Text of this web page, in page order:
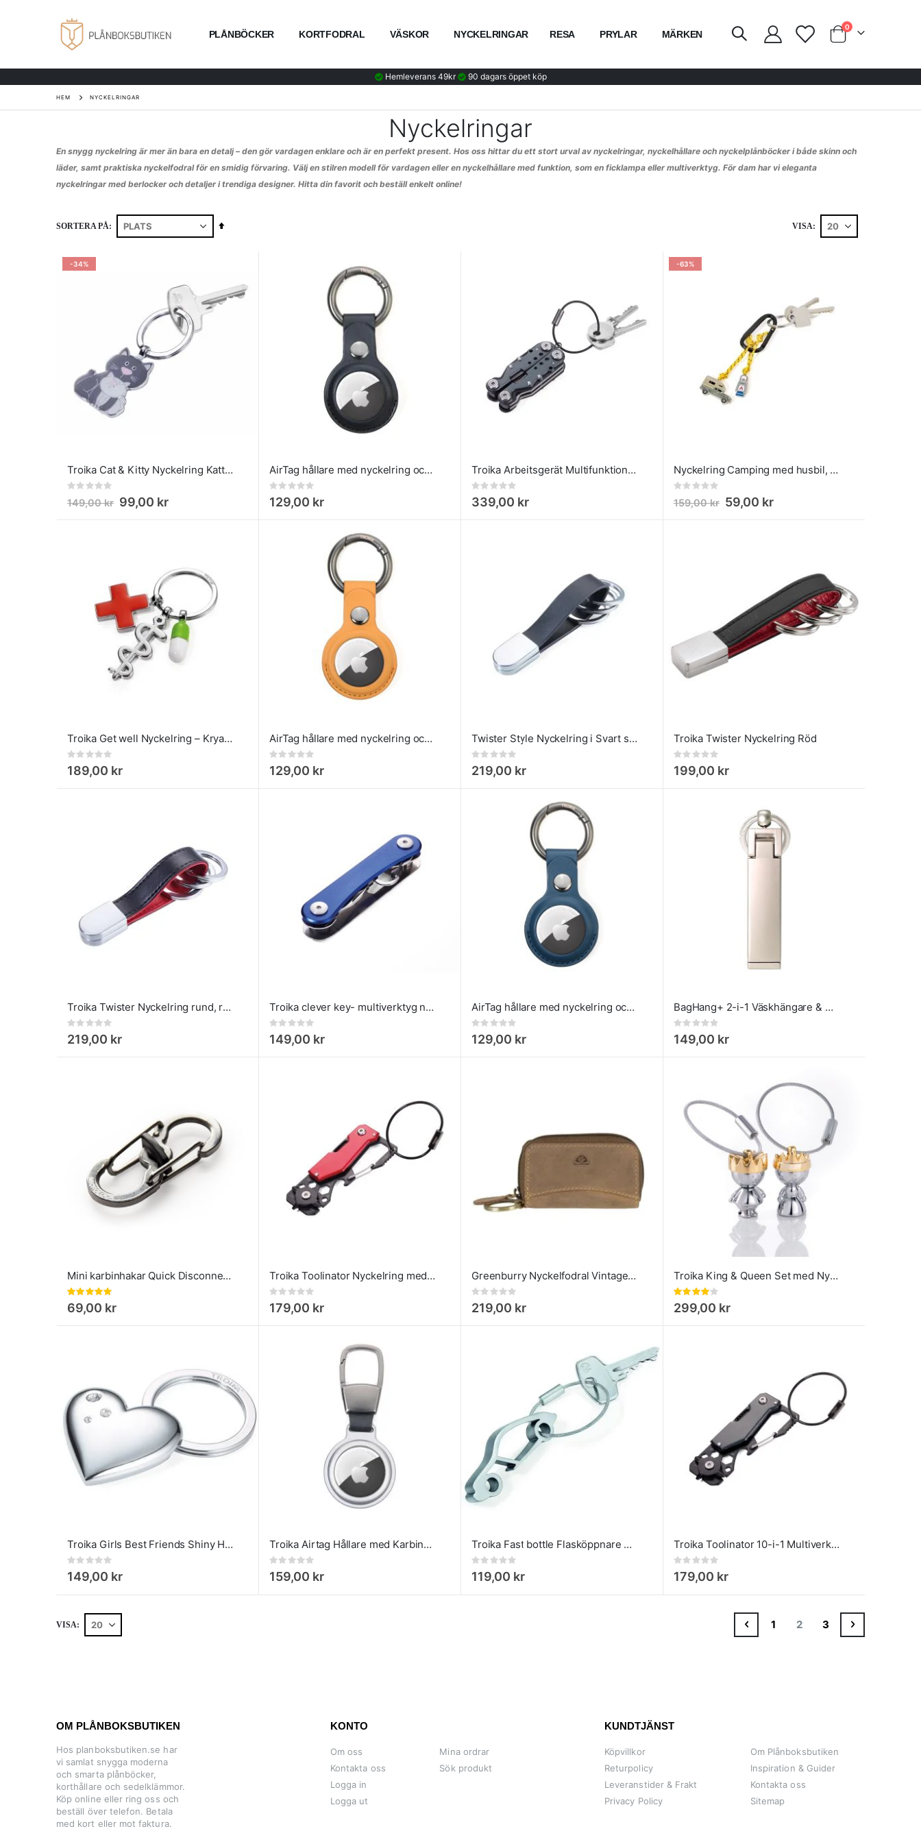
PLÅNBÖCKER KORTFODRAL VÄSKOR NYCKELRINGAR RESA PRYLAR MÄRKEN Vagn
0artiklar
Hemleverans 49kr 90 dagars öppet köp
HEM NYCKELRINGAR
Nyckelringar
En snygg nyckelring är mer än bara en detalj – den gör vardagen enklare och är en perfekt present. Hos oss hittar du ett stort urval av nyckelringar, nyckelhållare och nyckelplånböcker i både skinn och
läder, samt praktiska nyckelfodral för en smidig förvaring. Välj en stilren modell för vardagen eller en nyckelhållare med funktion, som en ficklampa eller multiverktyg. För dam har vi eleganta
nyckelringar med berlocker och detaljer i trendiga designer. Hitta din favorit och beställ enkelt online!
SORTERA PÅ Sätt VISA
-34%
Troika Cat & Kitty Nyckelring Katt och kattunge
Rating:
149,00 kr 99,00 kr
AirTag hållare med nyckelring och karbinhake
Rating:
129,00 kr
Troika Arbeitsgerät Multifunktionstång 10 i 1
Rating:
339,00 kr
-63%
Nyckelring Camping med husbil, karbinhake och oljelampa
Rating:
159,00 kr 59,00 kr
Troika Get well Nyckelring – Krya på dig
Rating:
189,00 kr
AirTag hållare med nyckelring och karbinhake, Gul
Rating:
129,00 kr
Twister Style Nyckelring i Svart skinn by Troika
Rating:
219,00 kr
Troika Twister Nyckelring Röd
Rating:
199,00 kr
Troika Twister Nyckelring rund, röd skinn
Rating:
219,00 kr
Troika clever key- multiverktyg nyckelring Blå
Rating:
149,00 kr
AirTag hållare med nyckelring och karbinhake, Blå
Rating:
129,00 kr
BagHang+ 2-i-1 Väskhängare & Mobilstativ
Rating:
149,00 kr
Mini karbinhakar Quick Disconnect Nite Ize S-Biner Microlock
Rating:
69,00 kr
Troika Toolinator Nyckelring med 10 funktioner Röd
Rating:
179,00 kr
Greenburry Nyckelfodral Vintage skinn
Rating:
219,00 kr
Troika King & Queen Set med Nyckelringar - Kung och Drottning
Rating:
299,00 kr
Troika Girls Best Friends Shiny Heart Nyckelring hjärta med Swarovski detaljer
Rating:
149,00 kr
Troika Airtag Hållare med Karbinhake Silver
Rating:
159,00 kr
Troika Fast bottle Flasköppnare Nyckelring
Rating:
119,00 kr
Troika Toolinator 10-i-1 Multiverktyg med Nyckelring Titan
Rating:
179,00 kr
Sida
Sida
Föregående
Sida
1 You're currently reading
2 Sida
3 Sida
Gå vidare till
VISA
OM PLÅNBOKSBUTIKEN
Hos planboksbutiken.se har
vi samlat snygga moderna
och smarta plånböcker,
korthållare och sedelklämmor.
Köp online eller ring oss och
beställ över telefon. Betala
med kort eller mot faktura.
KONTO
Om oss
Kontakta oss
Logga in
Logga ut
Mina ordrar
Sök produkt
KUNDTJÄNST
Köpvillkor
Returpolicy
Leveranstider & Frakt
Privacy Policy
Om Plånboksbutiken
Inspiration & Guider
Kontakta oss
Sitemap